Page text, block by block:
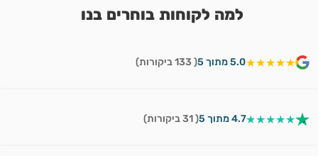
למה לקוחות בוחרים בנו
★★★★★5.0 מתוך 5 ( 133 ביקורות)
★★★★★4.7 מתוך 5 ( 31 ביקורות)